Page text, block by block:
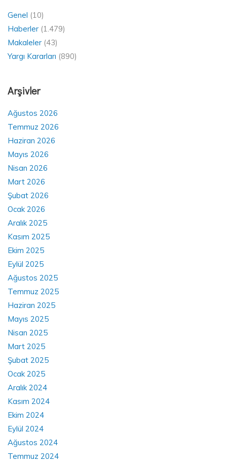
Genel (10)
Haberler (1.479)
Makaleler (43)
Yargı Kararları (890)
Arşivler
Ağustos 2026
Temmuz 2026
Haziran 2026
Mayıs 2026
Nisan 2026
Mart 2026
Şubat 2026
Ocak 2026
Aralık 2025
Kasım 2025
Ekim 2025
Eylül 2025
Ağustos 2025
Temmuz 2025
Haziran 2025
Mayıs 2025
Nisan 2025
Mart 2025
Şubat 2025
Ocak 2025
Aralık 2024
Kasım 2024
Ekim 2024
Eylül 2024
Ağustos 2024
Temmuz 2024